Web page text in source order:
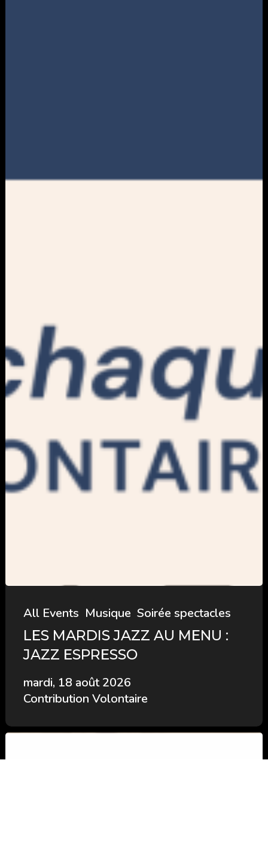
All Events Musique Soirée spectacles
LES MARDIS JAZZ AU MENU :
JAZZ ESPRESSO
mardi, 18 août 2026
Contribution Volontaire